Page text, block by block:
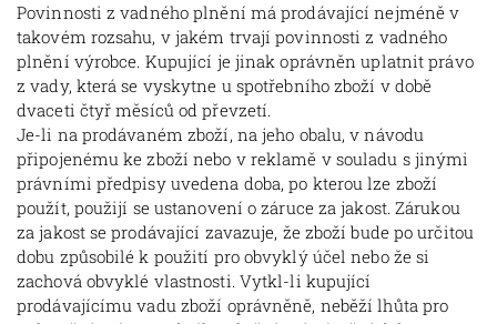
Povinnosti z vadného plnění má prodávající nejméně v
takovém rozsahu, v jakém trvají povinnosti z vadného
plnění výrobce. Kupující je jinak oprávněn uplatnit právo
z vady, která se vyskytne u spotřebního zboží v době
dvaceti čtyř měsíců od převzetí.
Je-li na prodávaném zboží, na jeho obalu, v návodu
připojenému ke zboží nebo v reklamě v souladu s jinými
právními předpisy uvedena doba, po kterou lze zboží
použít, použijí se ustanovení o záruce za jakost. Zárukou
za jakost se prodávající zavazuje, že zboží bude po určitou
dobu způsobilé k použití pro obvyklý účel nebo že si
zachová obvyklé vlastnosti. Vytkl-li kupující
prodávajícímu vadu zboží oprávněně, neběží lhůta pro